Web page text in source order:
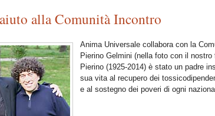
alla Comunità Incontro
Anima Universale collabora con la
Pierino Gelmini (nella foto con il
Pierino (1925-2014) è stato un padre
sua vita al recupero dei
e al sostegno dei poveri di ogni